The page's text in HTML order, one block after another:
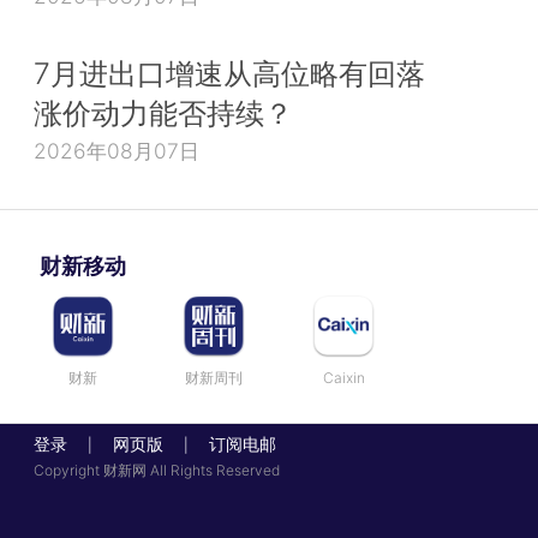
7月进出口增速从高位略有回落
涨价动力能否持续？
2026年08月07日
财新移动
财新 财新周刊 Caixin
登录 网页版 订阅电邮
Copyright 财新网 All Rights Reserved